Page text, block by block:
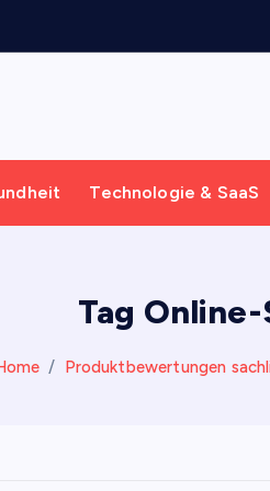
Technologie & SaaS
Tag
Produktbewertungen